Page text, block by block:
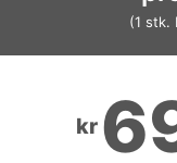
(1 stk.
kr